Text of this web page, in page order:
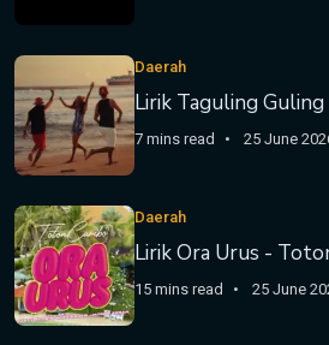
Daerah
Lirik Taguling
7 mins read 25 June
Daerah
Lirik Ora Urus -
15 mins read 25 June